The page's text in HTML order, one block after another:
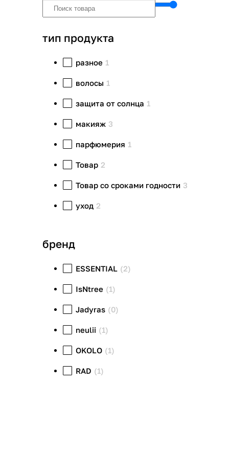
тип продукта
разное 1
волосы 1
защита от солнца 1
макияж 3
парфюмерия 1
Товар 2
Товар со сроками годности 3
уход 2
бренд
ESSENTIAL (2)
IsNtree (1)
Jadyras (0)
neulii (1)
OKOLO (1)
RAD (1)